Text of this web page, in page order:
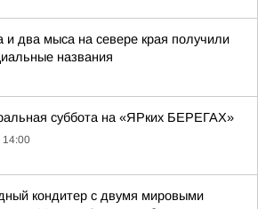
и два мыса на севере края получили
названия
суббота на «ЯРких БЕРЕГАХ»
14:00
кондитер с двумя мировыми